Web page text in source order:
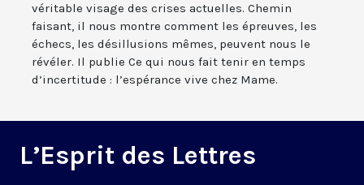
véritable visage des crises actuelles. Chemin
faisant, il nous montre comment les épreuves, les
échecs, les désillusions mêmes, peuvent nous le
révéler. Il publie Ce qui nous fait tenir en temps
d’incertitude : l’espérance vive chez Mame.
L’Esprit des Lettres